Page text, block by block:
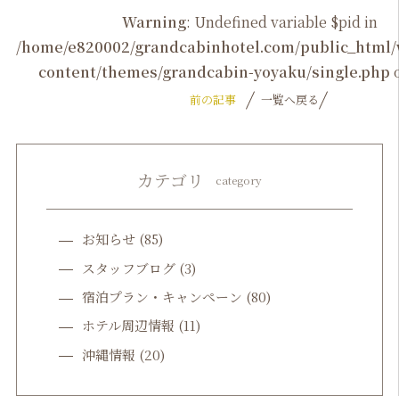
Warning: Undefined variable $pid in
/home/e820002/grandcabinhotel.com/
content/themes/grandcabin-yoyaku/single.php
前の記事 一覧へ戻る
カテゴリ category
お知らせ(85)
スタッフブログ(3)
宿泊プラン・キャンペーン (80)
ホテル周辺情報 (11)
沖縄情報 (20)